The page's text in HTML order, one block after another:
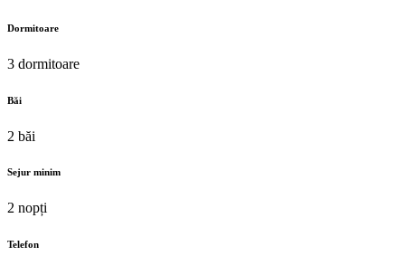
Dormitoare
3 dormitoare
Băi
2 băi
Sejur minim
2 nopți
Telefon